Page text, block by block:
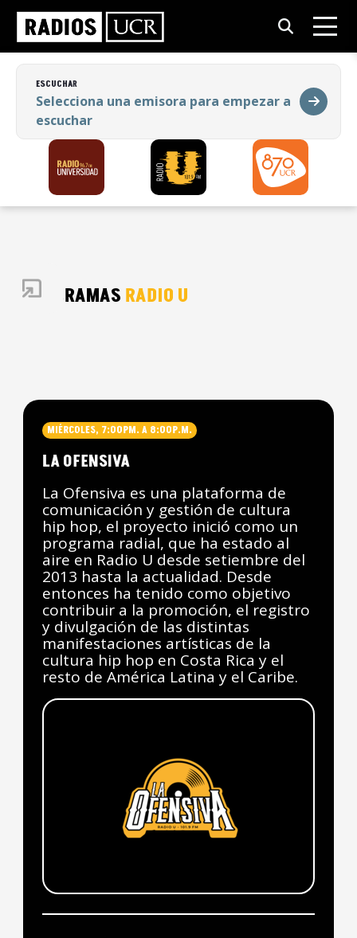
ESCUCHAR
Selecciona una emisora para empezar a
escuchar
ESCUCHAR
Selecciona una emisora para empezar a
escuchar
PROGRAMAS RADIO U
MIÉRCOLES, 7:00PM. A 8:00P.M.
LA OFENSIVA
La Ofensiva es una plataforma de
comunicación y gestión de cultura
hip hop, el proyecto inició como un
programa radial, que ha estado al
aire en Radio U desde setiembre del
2013 hasta la actualidad. Desde
entonces ha tenido como objetivo
contribuir a la promoción, el registro
y divulgación de las distintas
manifestaciones artísticas de la
cultura hip hop en Costa Rica y el
resto de América Latina y el Caribe.